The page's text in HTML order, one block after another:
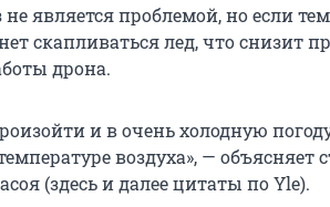
является проблемой, но если
скапливаться лед, что снизит
дрона.
и в очень холодную
воздуха», —
(здесь и далее цитаты по Yle).